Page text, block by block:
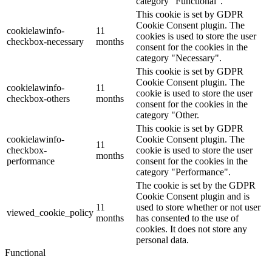
cookielawinfo-
checkbox-necessary
11
months
This cookie is set by GDPR
Cookie Consent plugin. The
cookies is used to store the user
consent for the cookies in the
category "Necessary".
cookielawinfo-
checkbox-others
11
months
This cookie is set by GDPR
Cookie Consent plugin. The
cookie is used to store the user
consent for the cookies in the
category "Other.
cookielawinfo-
checkbox-
performance
11
months
This cookie is set by GDPR
Cookie Consent plugin. The
cookie is used to store the user
consent for the cookies in the
category "Performance".
viewed_cookie_policy
11
months
The cookie is set by the GDPR
Cookie Consent plugin and is
used to store whether or not user
has consented to the use of
cookies. It does not store any
personal data.
Functional